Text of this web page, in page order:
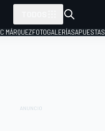
MÁRQUEZFOTOGALERÍASAPUESTAS